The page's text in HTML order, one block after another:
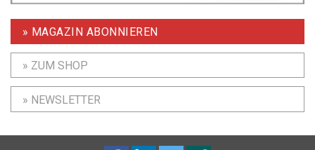
» MAGAZIN ABONNIEREN
» ZUM SHOP
» NEWSLETTER